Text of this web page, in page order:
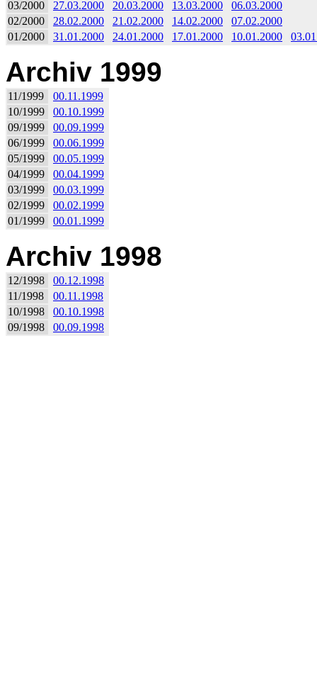
03/2000 27.03.2000 20.03.2000 13.03.2000
06.03.2000
02/2000
28.02.2000 21.02.2000 14.02.2000
07.02.2000
01/2000
31.01.2000 24.01.2000 17.01.2000 10.01.2000
Archiv 1999
11/1999
00.11.1999
10/1999
00.10.1999
09/1999
00.09.1999
06/1999
00.06.1999
05/1999
00.05.1999
04/1999
00.04.1999
03/1999
00.03.1999
02/1999
00.02.1999
01/1999
00.01.1999
Archiv 1998
12/1998
00.12.1998
11/1998
00.11.1998
10/1998
00.10.1998
09/1998
00.09.1998